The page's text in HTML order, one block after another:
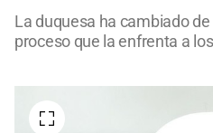
La duquesa ha cambiado
proceso que la enfrenta a